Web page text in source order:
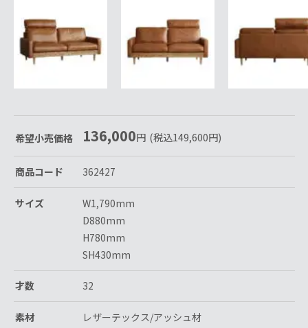
希望小売価格 136,000円 (税込149,600円)
商品コード 362427
サイズ
W1,790mm
D880mm
H780mm
SH430mm
才数 32
素材 レザーテックス/アッシュ材